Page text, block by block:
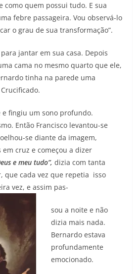
como quem possui tudo. E sua
febre passageira. Vou observá-lo
o grau de sua transformação”.
jantar em sua casa. Depois
cama no mesmo quarto que ele,
tinha na parede uma
e fingiu um sono profundo.
Então Francisco levantou-se
se diante da imagem,
cruz e começou a dizer
e meu tudo”, dizia com tanta
que cada vez que repetia isso
vez, e assim pas-
sou a noite e não
dizia mais nada.
Bernardo estava
profundamente
emocionado.